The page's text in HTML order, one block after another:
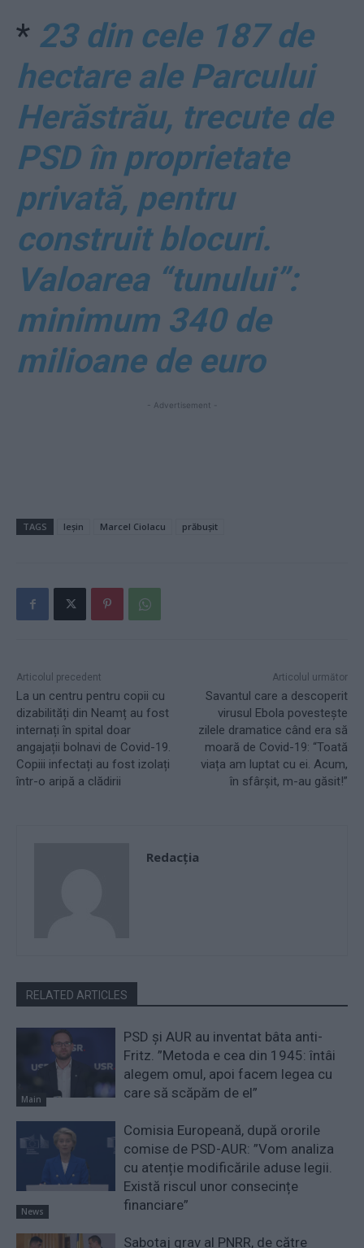
* 23 din cele 187 de
hectare ale Parcului
Herăstrău, trecute de
PSD în proprietate
privată, pentru
construit blocuri.
Valoarea “tunului”:
minimum 340 de
milioane de euro
- Advertisement -
TAGS leșin Marcel Ciolacu prăbușit
Articolul precedent
La un centru pentru copii cu
dizabilități din Neamț au fost
internați în spital doar
angajații bolnavi de Covid-19.
Copiii infectați au fost izolați
într-o aripă a clădirii
Articolul următor
Savantul care a descoperit
virusul Ebola povestește
zilele dramatice când era să
moară de Covid-19: “Toată
viața am luptat cu ei. Acum,
în sfârșit, m-au găsit!”
Redacţia
RELATED ARTICLES
Main
PSD și AUR au inventat bâta anti-
Fritz. ”Metoda e cea din 1945: întâi
alegem omul, apoi facem legea cu
care să scăpăm de el”
News
Comisia Europeană, după ororile
comise de PSD-AUR: ”Vom analiza
cu atenție modificările aduse legii.
Există riscul unor consecințe
financiare”
Sabotaj grav al PNRR, de către